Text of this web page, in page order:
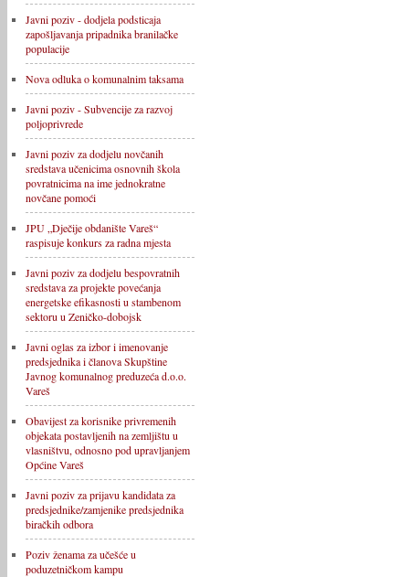
Javni poziv - dodjela podsticaja
zapošljavanja pripadnika branilačke
populacije
Nova odluka o komunalnim taksama
Javni poziv - Subvencije za razvoj
poljoprivrede
Javni poziv za dodjelu novčanih
sredstava učenicima osnovnih škola
povratnicima na ime jednokratne
novčane pomoći
JPU „Dječije obdanište Vareš“
raspisuje konkurs za radna mjesta
Javni poziv za dodjelu bespovratnih
sredstava za projekte povećanja
energetske efikasnosti u stambenom
sektoru u Zeničko-dobojsk
Javni oglas za izbor i imenovanje
predsjednika i članova Skupštine
Javnog komunalnog preduzeća d.o.o.
Vareš
Obavijest za korisnike privremenih
objekata postavljenih na zemljištu u
vlasništvu, odnosno pod upravljanjem
Općine Vareš
Javni poziv za prijavu kandidata za
predsjednike/zamjenike predsjednika
biračkih odbora
Poziv ženama za učešće u
poduzetničkom kampu